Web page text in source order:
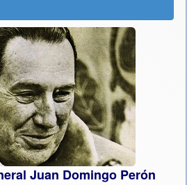
Juan Domingo Perón